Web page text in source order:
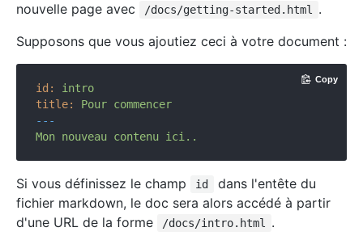
nouvelle page avec
/docs/getting-started.html
.
Supposons que vous ajoutiez ceci à votre document :
id:
intro
title:
Pour commencer
---
Mon nouveau contenu ici..
Copy
Si vous définissez le champ id
dans l'entête du
fichier markdown, le doc sera alors accédé à partir
d'une URL de la forme
/docs/intro.html .